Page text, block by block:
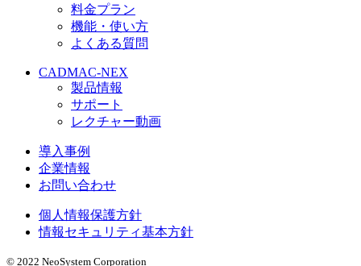
料金プラン
機能・使い方
よくある質問
CADMAC-NEX
製品情報
サポート
レクチャー動画
導入事例
企業情報
お問い合わせ
個人情報保護方針
情報セキュリティ基本方針
© 2022 NeoSystem Corporation